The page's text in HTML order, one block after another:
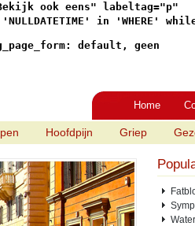
ook eens" labeltag="p"
in 'WHERE'
default, geen
Home
Hoofdpijn Griep